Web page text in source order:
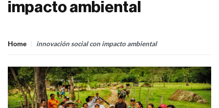
impacto ambiental
Home innovación social con impacto ambiental